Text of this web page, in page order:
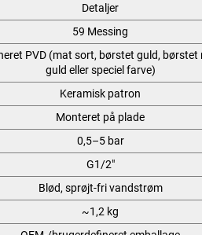
Detaljer
59 Messing
PVD (mat sort, børstet guld, børstet
guld eller speciel farve)
Keramisk patron
Monteret på plade
0,5–5 bar
G1/2"
Blød, sprøjt-fri vandstrøm
~1,2 kg